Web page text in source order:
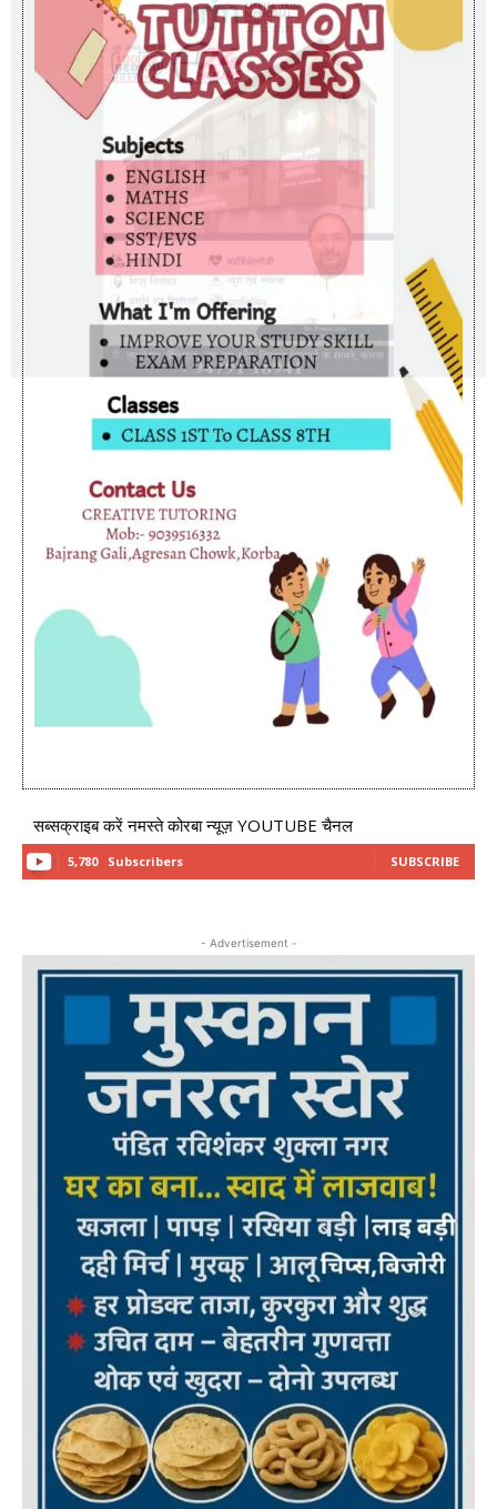
सब्सक्राइब करें नमस्ते कोरबा न्यूज़ YOUTUBE चैनल
5,780 Subscribers SUBSCRIBE
- Advertisement -